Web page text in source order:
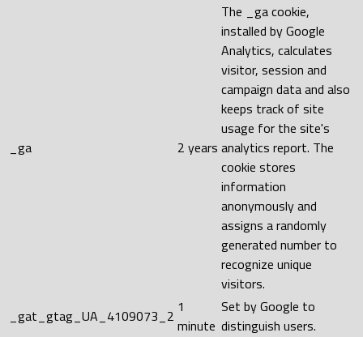
_ga 2 years
The _ga cookie,
installed by Google
Analytics, calculates
visitor, session and
campaign data and also
keeps track of site
usage for the site's
analytics report. The
cookie stores
information
anonymously and
assigns a randomly
generated number to
recognize unique
visitors.
_gat_gtag_UA_4109073_2 1
minute
Set by Google to
distinguish users.